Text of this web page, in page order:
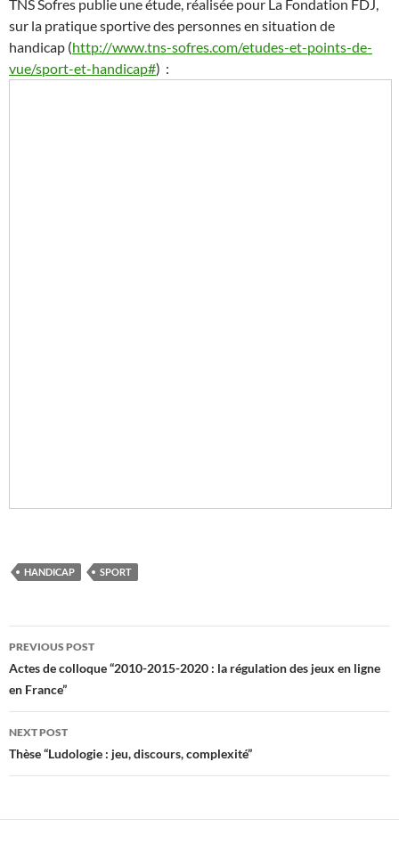
TNS Sofres publie une étude, réalisée pour La Fondation FDJ,
sur la pratique sportive des personnes en situation de
handicap (http://www.tns-sofres.com/etudes-et-points-de-
vue/sport-et-handicap#) :
HANDICAP SPORT
Post
navigation
PREVIOUS POST
Actes de colloque “2010-2015-2020 : la régulation des jeux en ligne
en France”
NEXT POST
Thèse “Ludologie : jeu, discours, complexité”